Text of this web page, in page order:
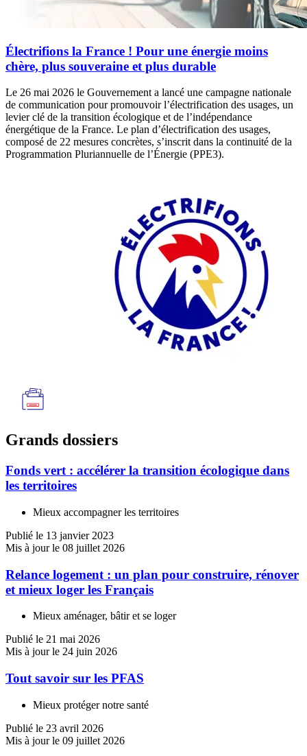
Électrifions la France ! Pour une énergie moins
chère, plus souveraine et plus durable
Le 26 mai 2026 le Gouvernement a lancé une campagne nationale
de communication pour promouvoir l’électrification des usages, un
levier clé de la transition écologique et de l’indépendance
énergétique de la France. Le plan d’électrification des usages,
composé de 22 mesures concrètes, s’inscrit dans la continuité de la
Programmation Pluriannuelle de l’Énergie (PPE3).
Grands dossiers
Fonds vert : accélérer la transition écologique dans
les territoires
Mieux accompagner les territoires
Publié le 13 janvier 2023
Mis à jour le 08 juillet 2026
Relance logement : un plan pour construire, rénover
et mieux loger les Français
Mieux aménager, bâtir et se loger
Publié le 21 mai 2026
Mis à jour le 24 juin 2026
Tout savoir sur les PFAS
Mieux protéger notre santé
Publié le 23 avril 2026
Mis à jour le 09 juillet 2026